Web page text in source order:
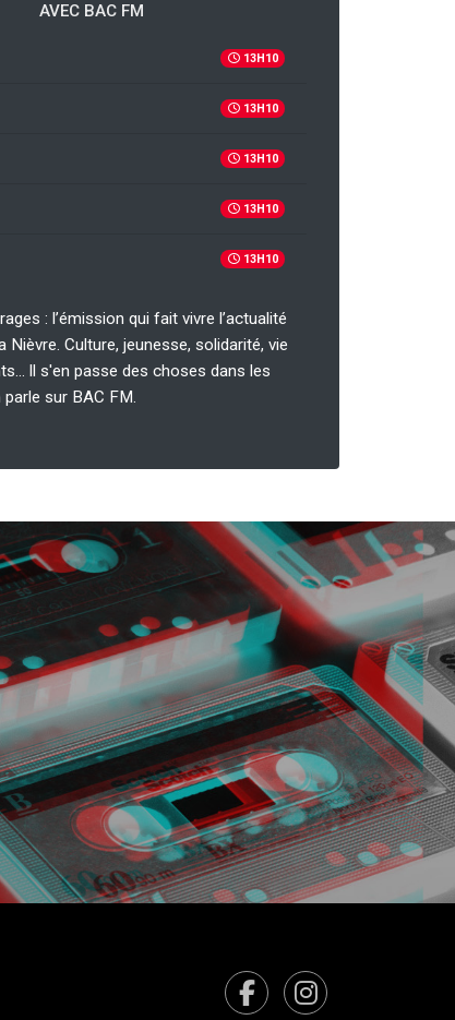
AVEC BAC FM
13H10
13H10
13H10
13H10
13H10
: l’émission qui fait vivre l’actualité
Nièvre. Culture, jeunesse, solidarité, vie
ll s'en passe des choses dans les
sur BAC FM.